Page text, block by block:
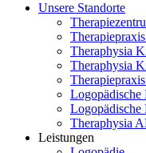
Unsere Standorte
Theraphysia
Theraphysia
Logopädische
Theraphysia
Leistungen